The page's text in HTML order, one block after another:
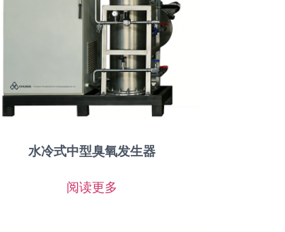
水冷式中型臭氧发生器
阅读更多